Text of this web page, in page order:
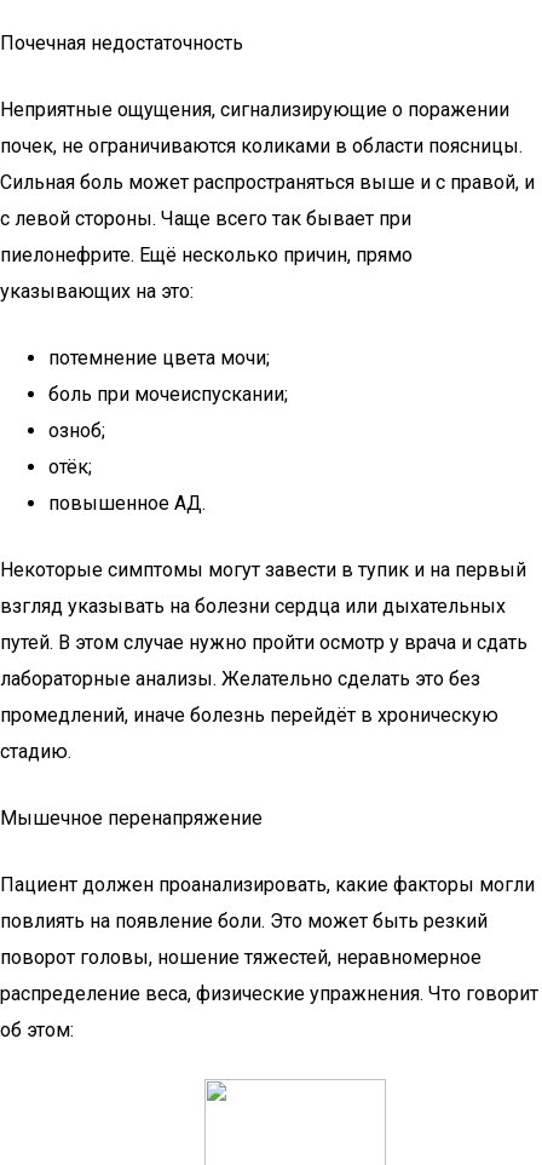
Почечная недостаточность
Неприятные ощущения, сигнализирующие о поражении
почек, не ограничиваются коликами в области поясницы.
Сильная боль может распространяться выше и с правой, и
с левой стороны. Чаще всего так бывает при
пиелонефрите. Ещё несколько причин, прямо
указывающих на это:
потемнение цвета мочи;
боль при мочеиспускании;
озноб;
отёк;
повышенное АД.
Некоторые симптомы могут завести в тупик и на первый
взгляд указывать на болезни сердца или дыхательных
путей. В этом случае нужно пройти осмотр у врача и сдать
лабораторные анализы. Желательно сделать это без
промедлений, иначе болезнь перейдёт в хроническую
стадию.
Мышечное перенапряжение
Пациент должен проанализировать, какие факторы могли
повлиять на появление боли. Это может быть резкий
поворот головы, ношение тяжестей, неравномерное
распределение веса, физические упражнения. Что говорит
об этом: